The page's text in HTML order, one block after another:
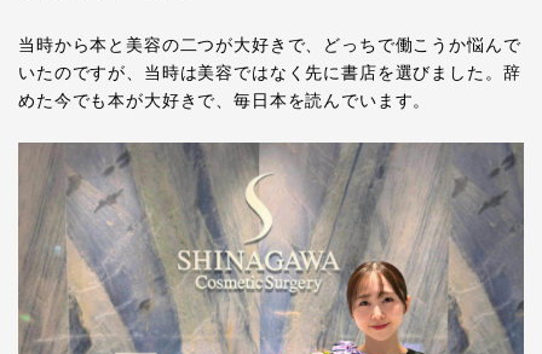
当時から本と美容の二つが大好きで、どっちで働こうか悩んで
いたのですが、当時は美容ではなく先に書店を選びました。辞
めた今でも本が大好きで、毎日本を読んでいます。